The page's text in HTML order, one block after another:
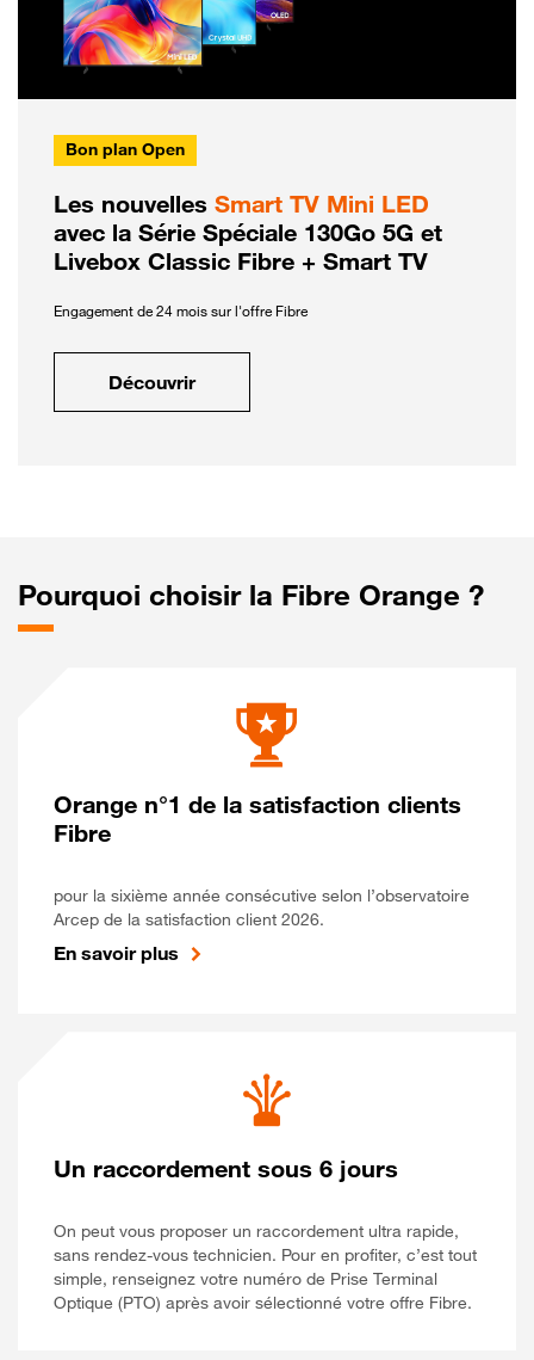
Bon plan Open
Les nouvelles Smart TV Mini LED
avec la Série Spéciale 130Go 5G et
Livebox Classic Fibre + Smart TV
Engagement de 24 mois sur l'offre Fibre
Découvrir
Pourquoi choisir la Fibre Orange ?
Orange n°1 de la satisfaction clients
Fibre
pour la sixième année consécutive selon l’observatoire
Arcep de la satisfaction client 2026.
En savoir plus
Un raccordement sous 6 jours
On peut vous proposer un raccordement ultra rapide,
sans rendez-vous technicien. Pour en profiter, c’est tout
simple, renseignez votre numéro de Prise Terminal
Optique (PTO) après avoir sélectionné votre offre Fibre.